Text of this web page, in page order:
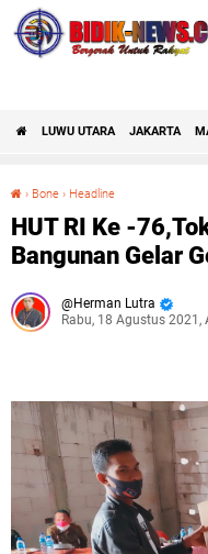
LUWU UTARA JAKARTA
› Bone › Headline
HUT RI Ke -
Bangunan Gelar
Herman Lutra
Rabu, 18 Agustus 2021,